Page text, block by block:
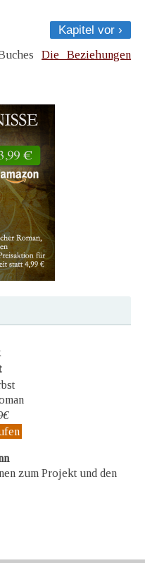
Kapitel vor ›
Die Beziehungen
zum Projekt und den